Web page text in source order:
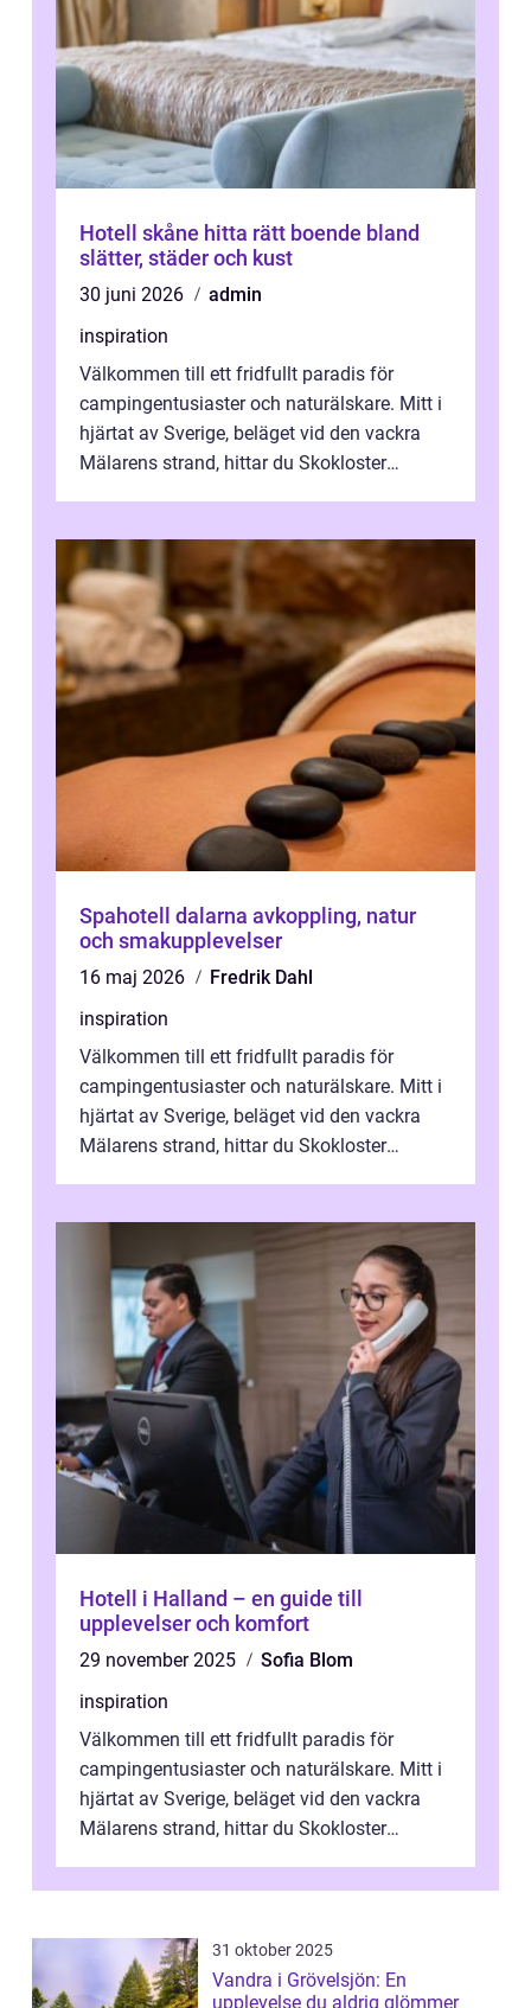
Hotell skåne hitta rätt boende bland
slätter, städer och kust
30 juni 2026
admin
inspiration
Välkommen till ett fridfullt paradis för
campingentusiaster och naturälskare. Mitt i
hjärtat av Sverige, beläget vid den vackra
Mälarens strand, hittar du Skokloster
Spahotell dalarna avkoppling, natur
och smakupplevelser
16 maj 2026
Fredrik Dahl
inspiration
Välkommen till ett fridfullt paradis för
campingentusiaster och naturälskare. Mitt i
hjärtat av Sverige, beläget vid den vackra
Mälarens strand, hittar du Skokloster
Hotell i Halland – en guide till
upplevelser och komfort
29 november 2025
Sofia Blom
inspiration
Välkommen till ett fridfullt paradis för
campingentusiaster och naturälskare. Mitt i
hjärtat av Sverige, beläget vid den vackra
Mälarens strand, hittar du Skokloster
31 oktober 2025
Vandra i Grövelsjön: En
upplevelse du aldrig glömmer